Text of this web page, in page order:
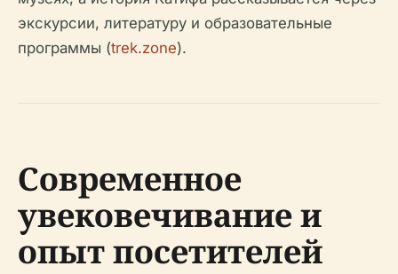
экскурсии, литературу и образовательные
программы (trek.zone).
Современное
увековечивание и
опыт посетителей